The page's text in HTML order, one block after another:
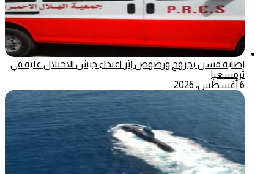
إصابة مسن بجروح ورضوض إثر اعتداء جيش الاحتلال عليه في
ترمسعيا
6 أغسطس، 2026